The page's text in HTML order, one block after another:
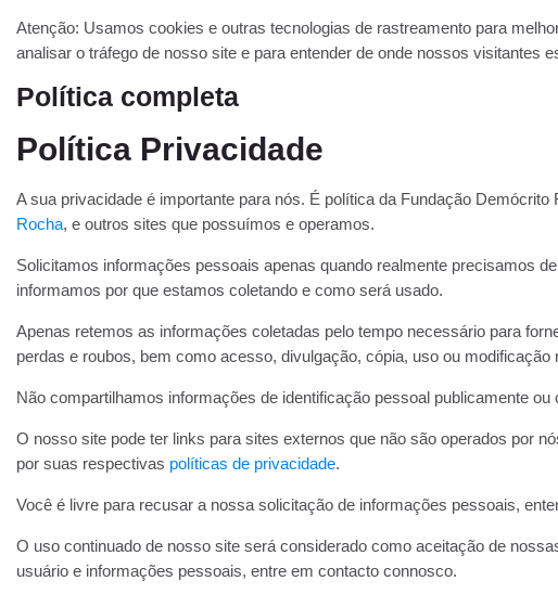
Atenção: Usamos cookies e outras tecnologias de rastreamento para
analisar o tráfego de nosso site e para entender de onde nossos visitantes
Política completa
Política Privacidade
A sua privacidade é importante para nós. É política da Fundação
Rocha, e outros sites que possuímos e operamos.
Solicitamos informações pessoais apenas quando realmente precisamos
informamos por que estamos coletando e como será usado.
Apenas retemos as informações coletadas pelo tempo necessário para
perdas e roubos, bem como acesso, divulgação, cópia, uso ou modificação
Não compartilhamos informações de identificação pessoal publicamente
O nosso site pode ter links para sites externos que não são operados por
por suas respectivas políticas de privacidade.
Você é livre para recusar a nossa solicitação de informações pessoais,
O uso continuado de nosso site será considerado como aceitação de
usuário e informações pessoais, entre em contacto connosco.